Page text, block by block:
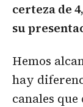
certeza de
su
Hemos
hay
canales